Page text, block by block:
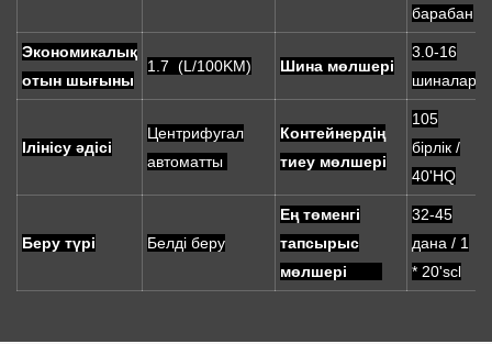
барабан
Экономикалық
отын шығыны
1.7 (L/100KM) Шина мөлшері
3.0-16
шиналар
Ілінісу әдісі
Центрифугал
автоматты
Контейнердің
тиеу мөлшері
105
бірлік /
40'HQ
Беру түрі Белді беру
Ең төменгі
тапсырыс
мөлшері
32-45
дана / 1
* 20'scl